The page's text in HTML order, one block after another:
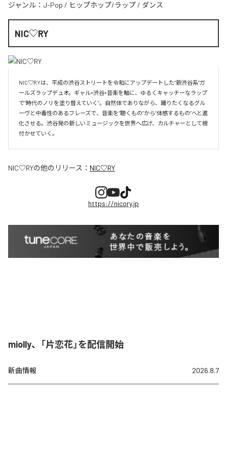
ジャンル： J-Pop / ヒップホップ/ラップ / ダンス
NIC♡RY
NIC♡RYは、平成の渋谷ストリートを令和にアップデートした“新渋谷系”ガ
ールズラップデュオ。ギャル×渋谷×音楽を軸に、ゆるくキャッチーなラップ
で“時代のノリを塗り替えていく”。自然体でありながら、踊りたくなるグル
ーヴと中毒性のあるフレーズで、音楽を“聴くもの”から“体感するもの”へと進
化させる。渋谷発の新しいミュージックを世界へ広げ、カルチャーとして根
付かせていく。
NIC♡RYの他のリリース： NIC♡RY
https://nicory.jp
miolly、「片恋花」を配信開始
新曲情報 2026.8.7